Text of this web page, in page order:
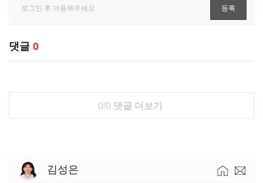
댓글 0
0/0 댓글 더보기
김성은